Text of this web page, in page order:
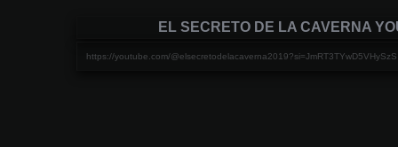
EL SECRETO DE LA CAVERNA
https://youtube.com/@elsecretodelacaverna2019?si=JmRT3TYwD5VHySzS